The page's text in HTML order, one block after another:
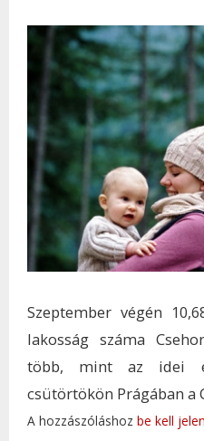
Szeptember végén
lakosság száma
több, mint az idei
csütörtökön Prágában a
A hozzászóláshoz be kell